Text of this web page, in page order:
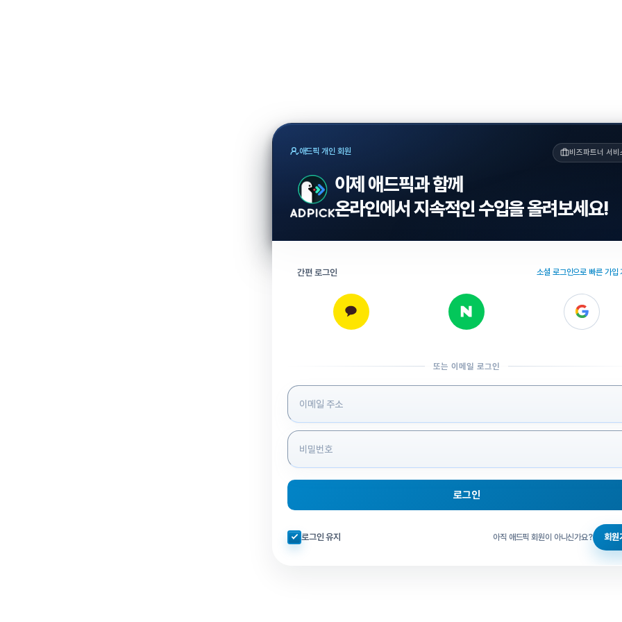
애드픽 개인 회원 비즈파트너 서비
이제 애드픽과 함께
온라인에서 지속적인 수입을 올려보세요!
간편 로그인 소셜 로그인으로 빠른 가입
또는 이메일 로그인
로그인 정보 입력
로그인
자동로그인 체크
로그인 유지 아직 애드픽 회원이 아니신가요? 회원